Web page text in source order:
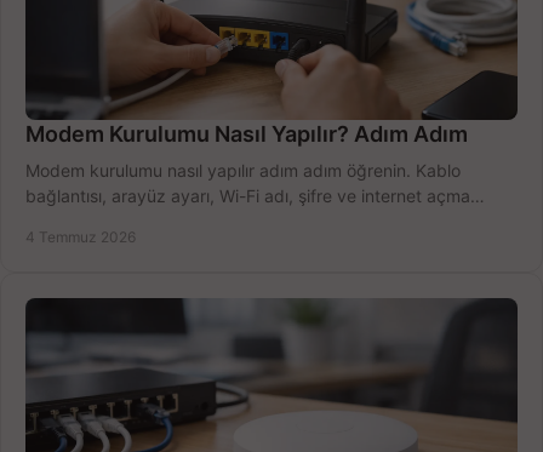
Modem Kurulumu Nasıl Yapılır? Adım Adım
Modem kurulumu nasıl yapılır adım adım öğrenin. Kablo
bağlantısı, arayüz ayarı, Wi-Fi adı, şifre ve internet açma
4 Temmuz 2026